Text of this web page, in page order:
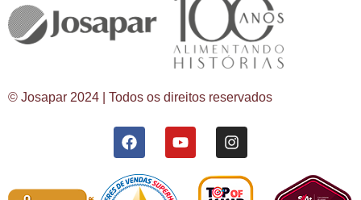
© Josapar 2024 | Todos os direitos reservados